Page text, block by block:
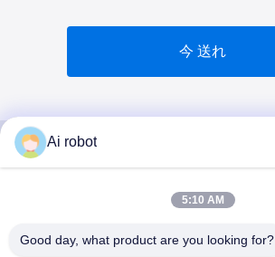
今 送れ
LABORATORY
Ai robot
5:10 AM
Good day, what product are you looking for?